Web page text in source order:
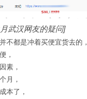
武汉网友的疑问]
不都是冲着买便宜货去的，
，
素，
月，
本了，